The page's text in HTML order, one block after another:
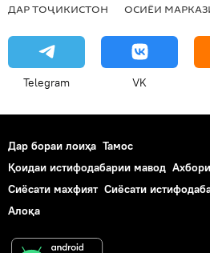
ДАР ТОҶИКИСТОН ОСИЁИ
Telegram VK
Дар бораи лоиҳа Тамос
Қоидаи истифодабарии мавод
Сиёсати махфият Сиёсати
Алоқа